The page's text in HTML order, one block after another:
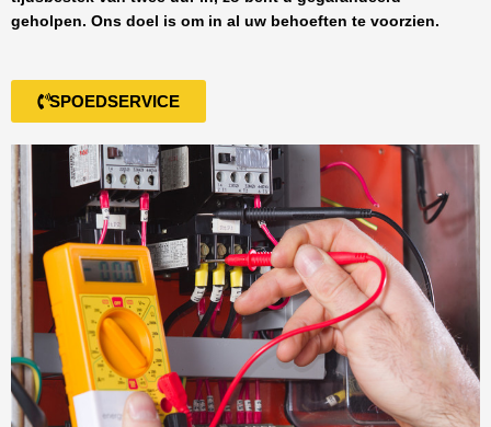
geholpen. Ons doel is om in al uw behoeften te voorzien.
SPOEDSERVICE